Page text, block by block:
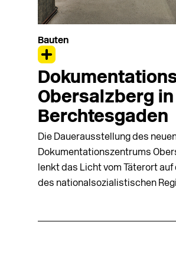
Bauten
Obersalzberg in
Berchtesgaden
Die Dauerausstellung des
Dokumentationszentrums
lenkt das Licht vom Täterort auf
des nationalsozialistischen